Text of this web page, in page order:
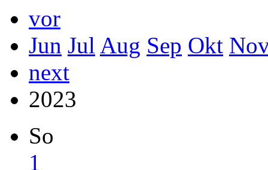
vor
Jun Jul Aug Sep Okt
next
2023
So
1